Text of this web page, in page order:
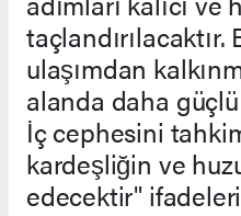
taçlandırılacaktır.
ulaşımdan
alanda daha güçlü
İç cephesini
kardeşliğin ve
edecektir"